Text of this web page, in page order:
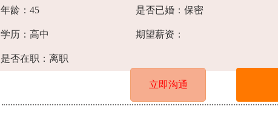
年龄：45 是否已婚：保密
学历：高中 期望薪资：
是否在职：离职
立即沟通